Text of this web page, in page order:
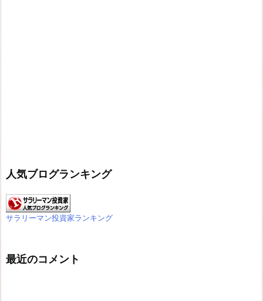
人気ブログランキング
サラリーマン投資家ランキング
最近のコメント